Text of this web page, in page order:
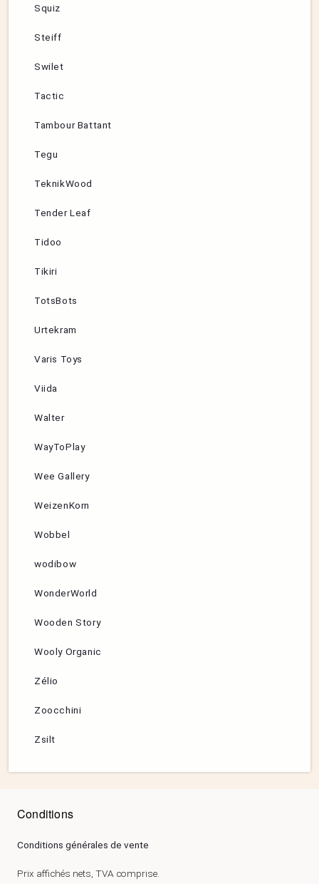
Squiz
Steiff
Swilet
Tactic
Tambour Battant
Tegu
TeknikWood
Tender Leaf
Tidoo
Tikiri
TotsBots
Urtekram
Varis Toys
Viida
Walter
WayToPlay
Wee Gallery
WeizenKorn
Wobbel
wodibow
WonderWorld
Wooden Story
Wooly Organic
Zélio
Zoocchini
Zsilt
Conditions
Conditions générales de vente
Prix affichés nets, TVA comprise.